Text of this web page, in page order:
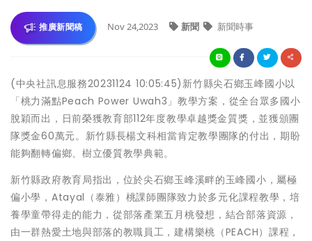
推廣新聞稿 Nov 24,2023 新聞 新聞時事
(中央社訊息服務20231124 10:05:45)新竹縣尖石鄉玉峰國小以
「桃力滿點Peach Power Uwah3」教學方案，從全台眾多國小
脫穎而出，日前榮獲教育部112年度教學卓越獎金質獎，並獲頒團
隊獎金60萬元。新竹縣長楊文科相當肯定教學團隊的付出，期盼
能夠翻轉偏鄉、樹立優質教學典範。
新竹縣政府教育局指出，位於尖石鄉玉峰溪畔的玉峰國小，屬極
偏小學，Atayal（泰雅）桃課師團隊致力於多元化課程教學，培
養學童帶得走的能力，從部落產業五月桃發想，結合部落資源，
由一群熱愛土地與部落的教職員工，建構樂桃（PEACH）課程，